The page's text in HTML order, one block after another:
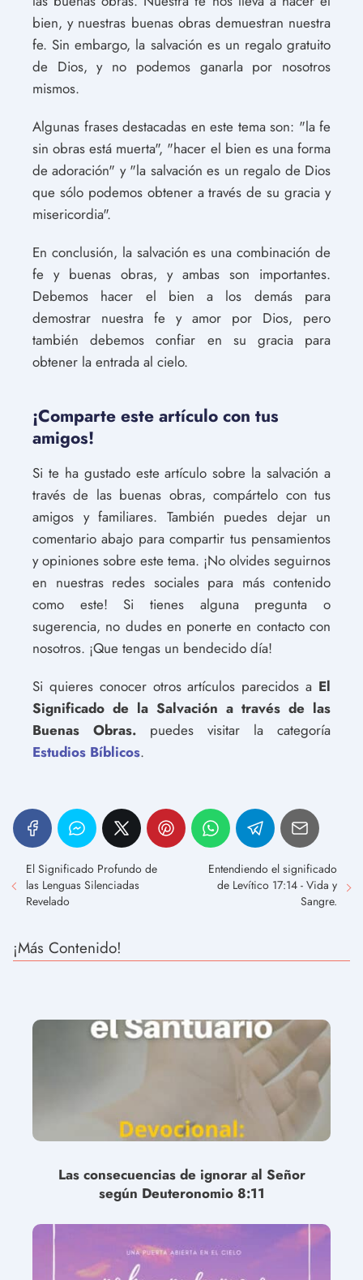
bien, y nuestras buenas obras demuestran nuestra
fe. Sin embargo, la salvación es un regalo gratuito
de Dios, y no podemos ganarla por nosotros
mismos.
Algunas frases destacadas en este tema son: "la fe
sin obras está muerta", "hacer el bien es una forma
de adoración" y "la salvación es un regalo de Dios
que sólo podemos obtener a través de su gracia y
misericordia".
En conclusión, la salvación es una combinación de
fe y buenas obras, y ambas son importantes.
Debemos hacer el bien a los demás para
demostrar nuestra fe y amor por Dios, pero
también debemos confiar en su gracia para
obtener la entrada al cielo.
¡Comparte este artículo con tus
amigos!
Si te ha gustado este artículo sobre la salvación a
través de las buenas obras, compártelo con tus
amigos y familiares. También puedes dejar un
comentario abajo para compartir tus pensamientos
y opiniones sobre este tema. ¡No olvides seguirnos
en nuestras redes sociales para más contenido
como este! Si tienes alguna pregunta o
sugerencia, no dudes en ponerte en contacto con
nosotros. ¡Que tengas un bendecido día!
Si quieres conocer otros artículos parecidos a El
Significado de la Salvación a través de las
Buenas Obras. puedes visitar la categoría
Estudios Bíblicos.
El Significado Profundo de
las Lenguas Silenciadas
Revelado
Entendiendo el significado
de Levítico 17:14 - Vida y
Sangre.
¡Más Contenido!
Las consecuencias de ignorar al Señor
según Deuteronomio 8:11